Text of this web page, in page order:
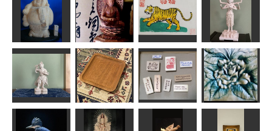
布袋様
ta-chann
阿弥陀如来座
像17cm
sigesama
年賀状「寅」6
道刃物★所蔵参考
阿修羅像
みっちゃん